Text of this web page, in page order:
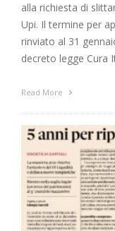
alla richiesta di
Upi. Il termine per
rinviato al 31
decreto legge Cura
Read More